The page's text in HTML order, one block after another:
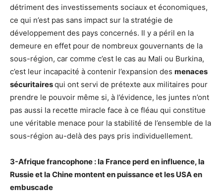
détriment des investissements sociaux et économiques,
ce qui n’est pas sans impact sur la stratégie de
développement des pays concernés. Il y a péril en la
demeure en effet pour de nombreux gouvernants de la
sous-région, car comme c’est le cas au Mali ou Burkina,
c’est leur incapacité à contenir l’expansion des menaces
sécuritairesqui ont servi de prétexte aux militaires pour
prendre le pouvoir même si, à l’évidence, les juntes n’ont
pas aussi la recette miracle face à ce fléau qui constitue
une véritable menace pour la stabilité de l’ensemble de la
sous-région au-delà des pays pris individuellement.
3-Afrique francophone : la France perd en influence, la
Russie et la Chine montent en puissance et les USA en
embuscade